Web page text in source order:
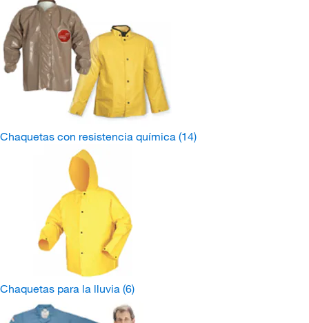
Chaquetas con resistencia química (14)
Chaquetas para la lluvia (6)